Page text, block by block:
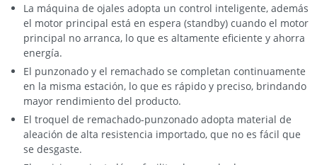
La máquina de ojales adopta un control inteligente, además
el motor principal está en espera (standby) cuando el motor
principal no arranca, lo que es altamente eficiente y ahorra
energía.
El punzonado y el remachado se completan continuamente
en la misma estación, lo que es rápido y preciso, brindando
mayor rendimiento del producto.
El troquel de remachado-punzonado adopta material de
aleación de alta resistencia importado, que no es fácil que
se desgaste.